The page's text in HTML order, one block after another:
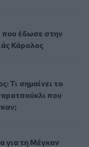
έδωσε στην Μέγκαν
που έδωσε στην
Κάρολος
Τι σημαίνει το
Τι σημαίνει το
που
για τη Μέγκαν Μαρκλ
για τη Μέγκαν